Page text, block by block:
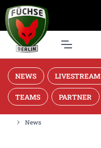
NEWS LIVESTREAM
TEAMS PARTNER
News